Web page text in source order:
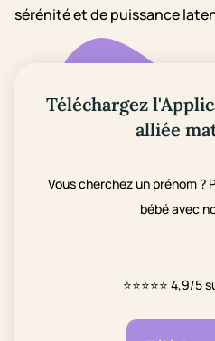
sérénité et de puissance
Téléchargez
alliée
Vous cherchez un prénom ?
bébé avec
⭐⭐⭐⭐⭐ 4,9/5